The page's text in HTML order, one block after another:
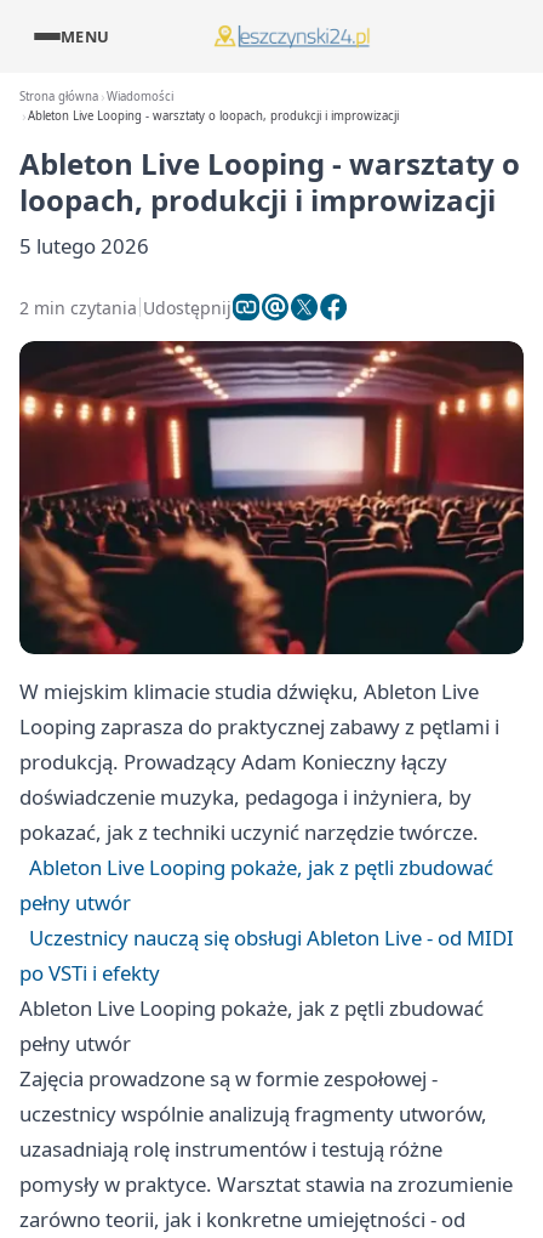
MENU
Strona główna Wiadomości
Ableton Live Looping - warsztaty o loopach, produkcji i improwizacji
Ableton Live Looping - warsztaty o
loopach, produkcji i improwizacji
5 lutego 2026
2 min czytania Udostępnij
W miejskim klimacie studia dźwięku, Ableton Live
Looping zaprasza do praktycznej zabawy z pętlami i
produkcją. Prowadzący Adam Konieczny łączy
doświadczenie muzyka, pedagoga i inżyniera, by
pokazać, jak z techniki uczynić narzędzie twórcze.
Ableton Live Looping pokaże, jak z pętli zbudować
pełny utwór
Uczestnicy nauczą się obsługi Ableton Live - od MIDI
po VSTi i efekty
Ableton Live Looping pokaże, jak z pętli zbudować
pełny utwór
Zajęcia prowadzone są w formie zespołowej -
uczestnicy wspólnie analizują fragmenty utworów,
uzasadniają rolę instrumentów i testują różne
pomysły w praktyce. Warsztat stawia na zrozumienie
zarówno teorii, jak i konkretne umiejętności - od